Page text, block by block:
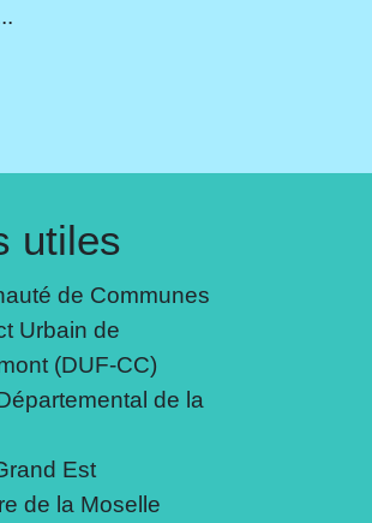
utiles
de Communes
Urbain de
(DUF-CC)
de la
Est
de la Moselle